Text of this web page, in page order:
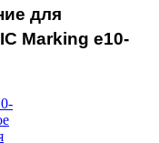
для
Marking e10-